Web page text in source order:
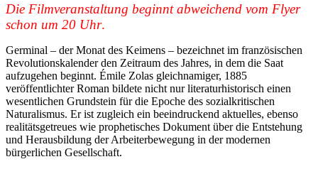
Die Filmveranstaltung beginnt abweichend vom Flyer
schon um 20 Uhr.
Germinal – der Monat des Keimens – bezeichnet im französischen
Revolutionskalender den Zeitraum des Jahres, in dem die Saat
aufzugehen beginnt. Émile Zolas gleichnamiger, 1885
veröffentlichter Roman bildete nicht nur literaturhistorisch einen
wesentlichen Grundstein für die Epoche des sozialkritischen
Naturalismus. Er ist zugleich ein beeindruckend aktuelles, ebenso
realitätsgetreues wie prophetisches Dokument über die Entstehung
und Herausbildung der Arbeiterbewegung in der modernen
bürgerlichen Gesellschaft.